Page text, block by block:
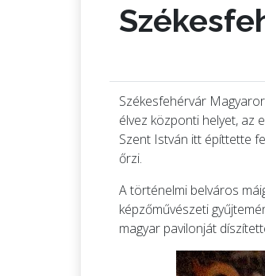
Székesfehérvár
élvez központi helyet, az
Szent István itt építtette
őrzi.
A történelmi belváros
képzőművészeti
magyar pavilonját